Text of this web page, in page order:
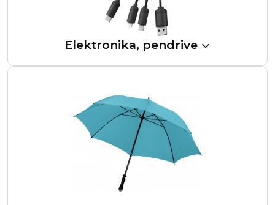
Elektronika, pendrive